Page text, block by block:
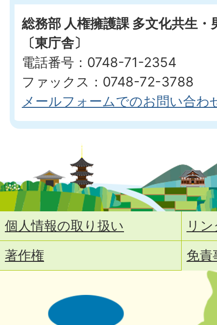
総務部 人権擁護課 多文化共生・
〔東庁舎〕
電話番号：0748-71-2354
ファックス：0748-72-3788
メールフォームでのお問い合わ
個人情報の取り扱い
リ
著作権
免責